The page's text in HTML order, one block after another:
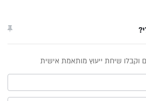
וקבלו שיחת ייעוץ מותאמת אישית